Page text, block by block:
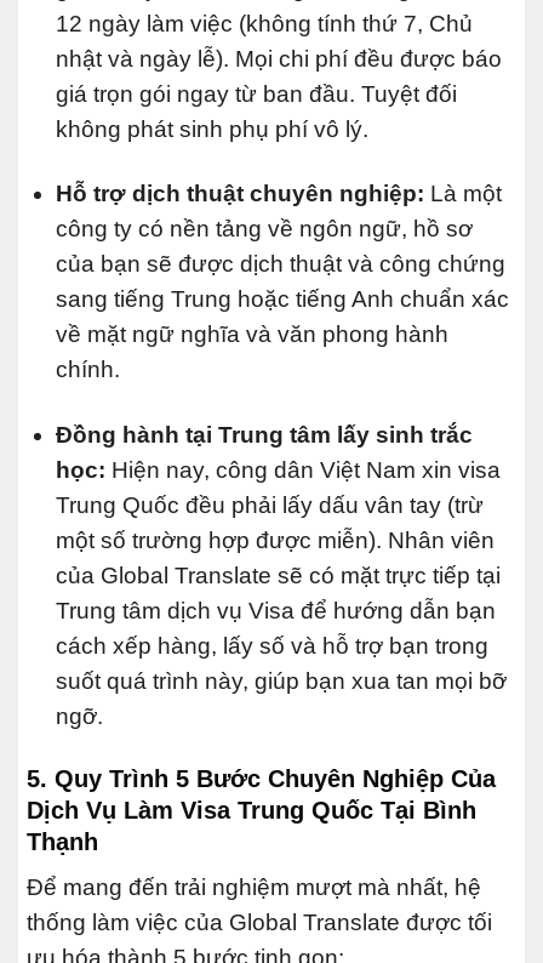
12 ngày làm việc (không tính thứ 7, Chủ
nhật và ngày lễ). Mọi chi phí đều được báo
giá trọn gói ngay từ ban đầu. Tuyệt đối
không phát sinh phụ phí vô lý.
Hỗ trợ dịch thuật chuyên nghiệp: Là một
công ty có nền tảng về ngôn ngữ, hồ sơ
của bạn sẽ được dịch thuật và công chứng
sang tiếng Trung hoặc tiếng Anh chuẩn xác
về mặt ngữ nghĩa và văn phong hành
chính.
Đồng hành tại Trung tâm lấy sinh trắc
học: Hiện nay, công dân Việt Nam xin visa
Trung Quốc đều phải lấy dấu vân tay (trừ
một số trường hợp được miễn). Nhân viên
của Global Translate sẽ có mặt trực tiếp tại
Trung tâm dịch vụ Visa để hướng dẫn bạn
cách xếp hàng, lấy số và hỗ trợ bạn trong
suốt quá trình này, giúp bạn xua tan mọi bỡ
ngỡ.
5. Quy Trình 5 Bước Chuyên Nghiệp Của
Dịch Vụ Làm Visa Trung Quốc Tại Bình
Thạnh
Để mang đến trải nghiệm mượt mà nhất, hệ
thống làm việc của Global Translate được tối
ưu hóa thành 5 bước tinh gọn: